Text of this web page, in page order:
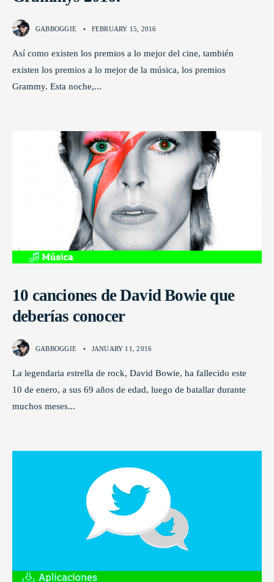
GABBOGGIE • FEBRUARY 15, 2016
Así como existen los premios a lo mejor del cine, también
existen los premios a lo mejor de la música, los premios
Grammy. Esta noche,...
10 canciones de David Bowie que
deberías conocer
GABBOGGIE • JANUARY 11, 2016
La legendaria estrella de rock, David Bowie, ha fallecido este
10 de enero, a sus 69 años de edad, luego de batallar durante
muchos meses...